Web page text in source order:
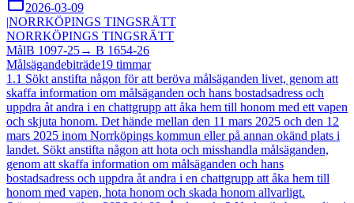
2026-03-09
|NORRKÖPINGS TINGSRÄTT
NORRKÖPINGS TINGSRÄTT
MålB 1097-25→ B 1654-26
Målsägandebiträde19 timmar
1.1 Sökt anstifta någon för att beröva målsäganden livet, genom att
skaffa information om målsäganden och hans bostadsadress och
uppdra åt andra i en chattgrupp att åka hem till honom med ett vapen
och skjuta honom. Det hände mellan den 11 mars 2025 och den 12
mars 2025 inom Norrköpings kommun eller på annan okänd plats i
landet. Sökt anstifta någon att hota och misshandla målsäganden,
genom att skaffa information om målsäganden och hans
bostadsadress och uppdra åt andra i en chattgrupp att åka hem till
honom med vapen, hota honom och skada honom allvarligt.